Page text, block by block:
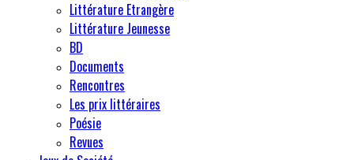
Littérature Etrangère
Littérature Jeunesse
BD
Documents
Rencontres
Les prix littéraires
Poésie
Revues